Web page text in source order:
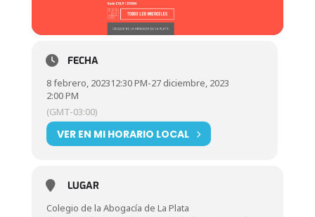
FECHA
8 febrero, 202312:30 PM-27 diciembre, 2023
2:00 PM
(GMT-03:00)
VER EN MI HORARIO LOCAL
LUGAR
Colegio de la Abogacía de La Plata